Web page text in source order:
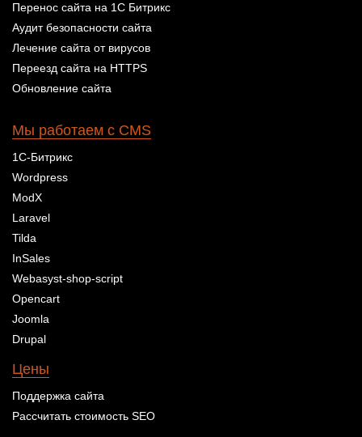
Перенос сайта на 1С Битрикс
Аудит безопасности сайта
Лечение сайта от вирусов
Переезд сайта на HTTPS
Обновление сайта
Мы работаем с CMS
1С-Битрикс
Wordpress
ModX
Laravel
Tilda
InSales
Webasyst-shop-script
Opencart
Joomla
Drupal
Цены
Поддержка сайта
Рассчитать стоимость SEO